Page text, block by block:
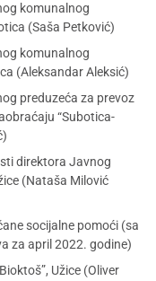
komunalnog
(Saša Petković)
komunalnog
(Aleksandar Aleksić)
preduzeća za prevoz
“Subotica-
direktora Javnog
(Nataša Milović
socijalne pomoći (sa
za april 2022. godine)
Užice (Oliver